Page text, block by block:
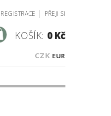
REGISTRACE | PŘEJI SI
CZK EUR
KOŠÍK: 0 Kč